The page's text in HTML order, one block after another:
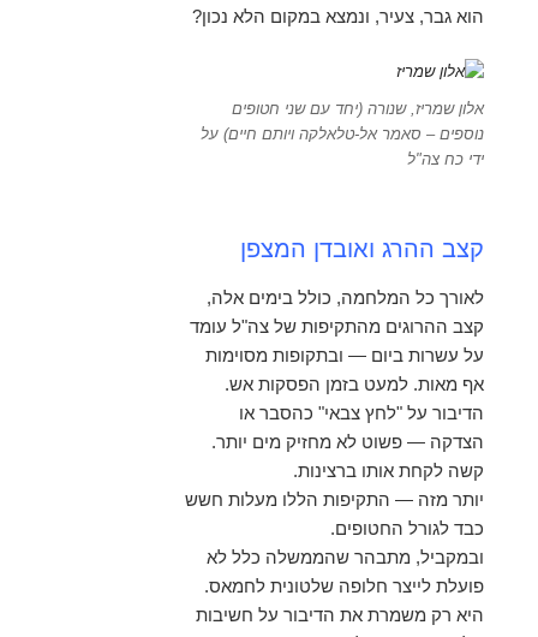
הוא גבר, צעיר, ונמצא במקום הלא נכון?
אלון שמריז, שנורה (יחד עם שני חטופים
נוספים – סאמר אל-טלאלקה ויותם חיים) על
ידי כח צה"ל
קצב ההרג ואובדן המצפן
לאורך כל המלחמה, כולל בימים אלה,
קצב ההרוגים מהתקיפות של צה"ל עומד
על עשרות ביום — ובתקופות מסוימות
אף מאות. למעט בזמן הפסקות אש.
הדיבור על "לחץ צבאי" כהסבר או
הצדקה — פשוט לא מחזיק מים יותר.
קשה לקחת אותו ברצינות.
יותר מזה — התקיפות הללו מעלות חשש
כבד לגורל החטופים.
ובמקביל, מתבהר שהממשלה כלל לא
פועלת לייצר חלופה שלטונית לחמאס.
היא רק משמרת את הדיבור על חשיבות